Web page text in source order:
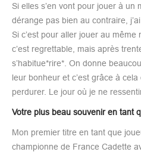
Si elles s’en vont pour jouer à un
dérange pas bien au contraire,
Si c’est pour aller jouer au même
c’est regrettable, mais après
s’habitue*rire*. On donne
leur bonheur et c’est grâce à
perdurer. Le jour où je ne
Votre plus beau souvenir en tant
Mon premier titre en tant que
championne de France Cadette